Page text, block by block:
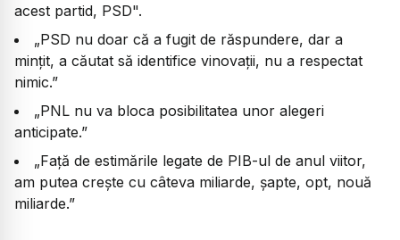
acest partid, PSD".
„PSD nu doar că a fugit de răspundere, dar a
mințit, a căutat să identifice vinovații, nu a respectat
nimic.”
„PNL nu va bloca posibilitatea unor alegeri
anticipate.”
„Față de estimările legate de PIB-ul de anul viitor,
am putea crește cu câteva miliarde, șapte, opt, nouă
miliarde.”